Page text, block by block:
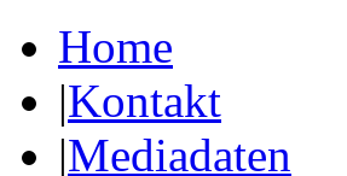
Home
|Kontakt
|Mediadaten